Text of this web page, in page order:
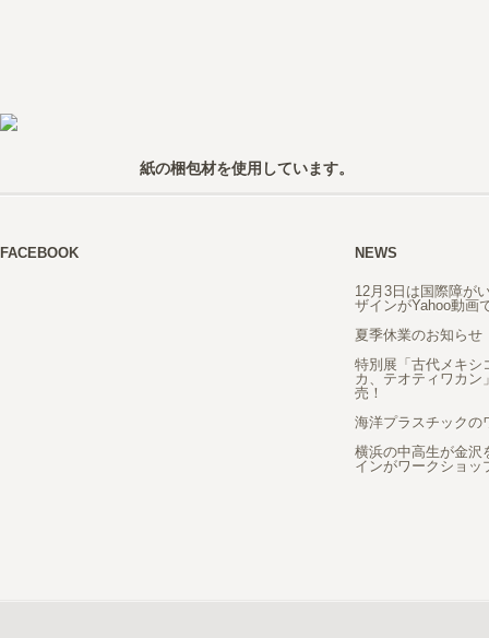
紙の梱包材を使用しています。
FACEBOOK NEWS
12月3日は国際障が
ザインがYahoo動画
夏季休業のお知らせ
特別展「古代メキ
カ、テオティワカン
売！
海洋プラスチックの
横浜の中高生が金沢
インがワークショッ